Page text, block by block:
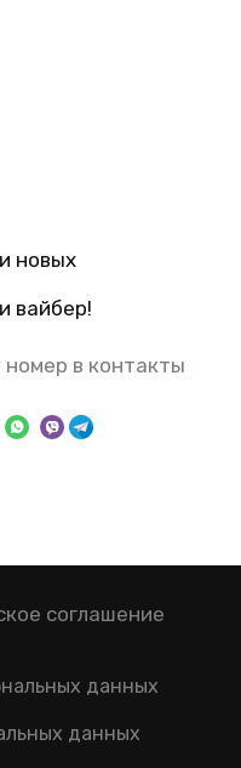
новых
вайбер!
в контакты
соглашение
данных
данных